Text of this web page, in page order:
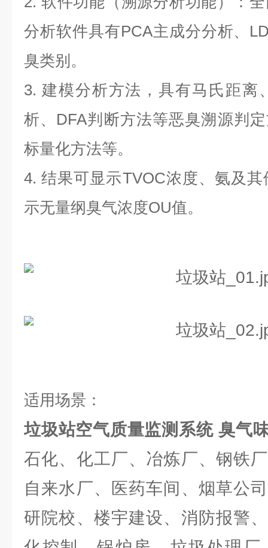
分析软件具有PCA主成分分析、
臭类别。
3. 建模分析方法，具有马氏距离
析、DFA判断方法等恶臭溯源判
标量化方法等。
4. 结果可显示TVOC浓度、氨及
示无量纲臭气浓度OU值。
适用场景：
垃圾站空气质量监测系统 臭气
石化、化工厂、冶炼厂、钢铁
自来水厂、医药车间、烟草公
研院校、楼宇建设、消防报警